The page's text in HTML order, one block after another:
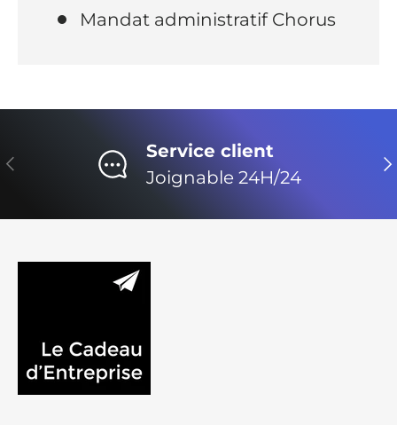
Mandat administratif Chorus
Précédent
Service client
Joignable 24H/24